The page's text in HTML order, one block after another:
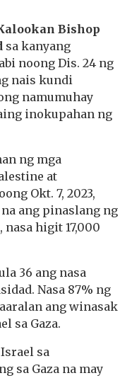
Bishop
sa kanyang
noong Dis. 24 ng
nais kundi
namumuhay
inokupahan ng
ng mga
at
Okt. 7, 2023,
ang pinaslang ng
nasa higit 17,000
36 ang nasa
Nasa 87% ng
ang winasak
sa Gaza.
sa
sa Gaza na may